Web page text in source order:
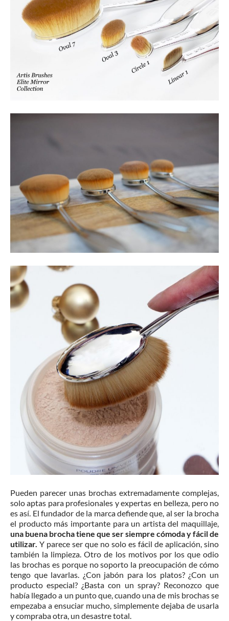
Pueden parecer unas brochas extremadamente complejas,
solo aptas para profesionales y expertas en belleza, pero no
es así. El fundador de la marca defiende que, al ser la brocha
el producto más importante para un artista del maquillaje,
una buena brochatiene que ser siempre cómoda y fácil de
utilizar. Y parece ser que no solo es fácil de aplicación, sino
también la limpieza. Otro de los motivos por los que odio
las brochas es porque no soporto la preocupación de cómo
tengo que lavarlas. ¿Con jabón para los platos? ¿Con un
producto especial? ¿Basta con un spray? Reconozco que
había llegado a un punto que, cuando una de mis brochas se
empezaba a ensuciar mucho, simplemente dejaba de usarla
y compraba otra, un desastre total.